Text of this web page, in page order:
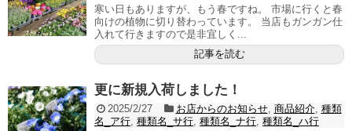
寒い日もありますが、もう春ですね。 市場に行くと春
向けの植物に切り替わっています。 当店もガンガン仕
入れて行きますので是非宜しく...
記事を読む
更に新規入荷しました！
2025/2/27 お店からのお知らせ, 商品紹介, 種類
名_ア行, 種類名_サ行, 種類名_ナ行, 種類名_ハ行